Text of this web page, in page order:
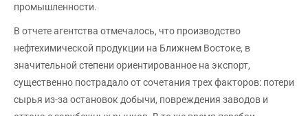
промышленности.
В отчете агентства отмечалось, что производство
нефтехимической продукции на Ближнем Востоке, в
значительной степени ориентированное на экспорт,
существенно пострадало от сочетания трех факторов: потери
сырья из-за остановок добычи, повреждения заводов и